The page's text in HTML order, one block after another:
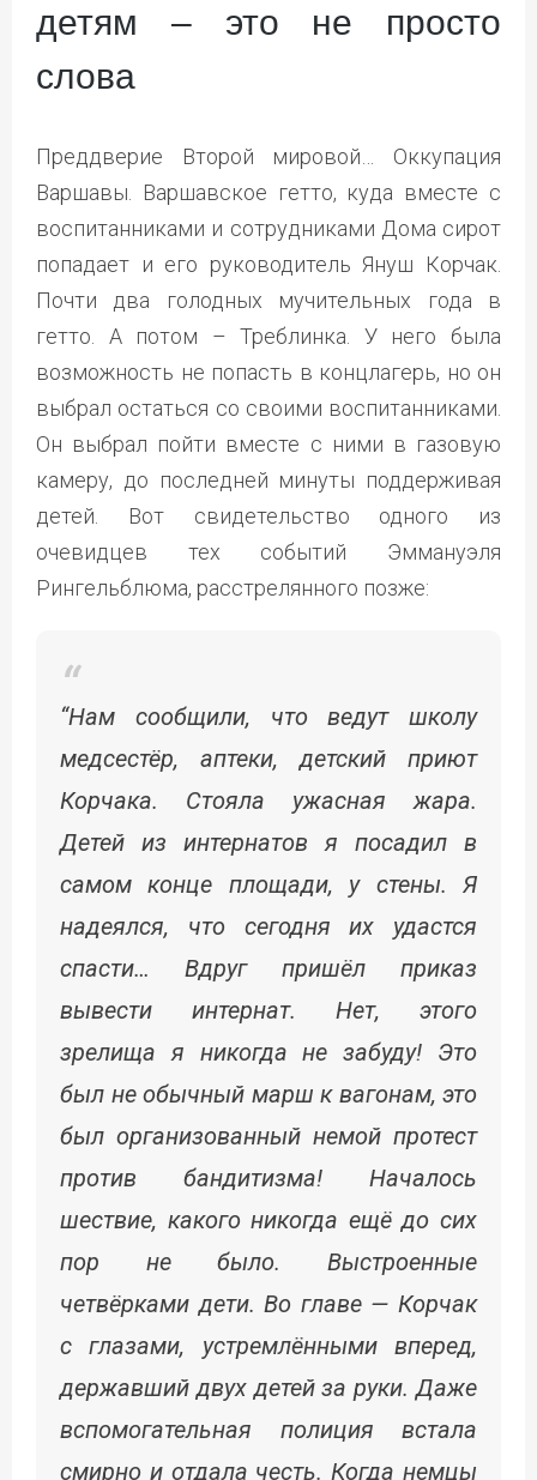
детям – это не просто
слова
Преддверие Второй мировой… Оккупация
Варшавы. Варшавское гетто, куда вместе с
воспитанниками и сотрудниками Дома сирот
попадает и его руководитель Януш Корчак.
Почти два голодных мучительных года в
гетто. А потом – Треблинка. У него была
возможность не попасть в концлагерь, но он
выбрал остаться со своими воспитанниками.
Он выбрал пойти вместе с ними в газовую
камеру, до последней минуты поддерживая
детей. Вот свидетельство одного из
очевидцев тех событий Эммануэля
Рингельблюма, расстрелянного позже:
“Нам сообщили, что ведут школу
медсестёр, аптеки, детский приют
Корчака. Стояла ужасная жара.
Детей из интернатов я посадил в
самом конце площади, у стены. Я
надеялся, что сегодня их удастся
спасти… Вдруг пришёл приказ
вывести интернат. Нет, этого
зрелища я никогда не забуду! Это
был не обычный марш к вагонам, это
был организованный немой протест
против бандитизма! Началось
шествие, какого никогда ещё до сих
пор не было. Выстроенные
четвёрками дети. Во главе — Корчак
с глазами, устремлёнными вперед,
державший двух детей за руки. Даже
вспомогательная полиция встала
смирно и отдала честь. Когда немцы